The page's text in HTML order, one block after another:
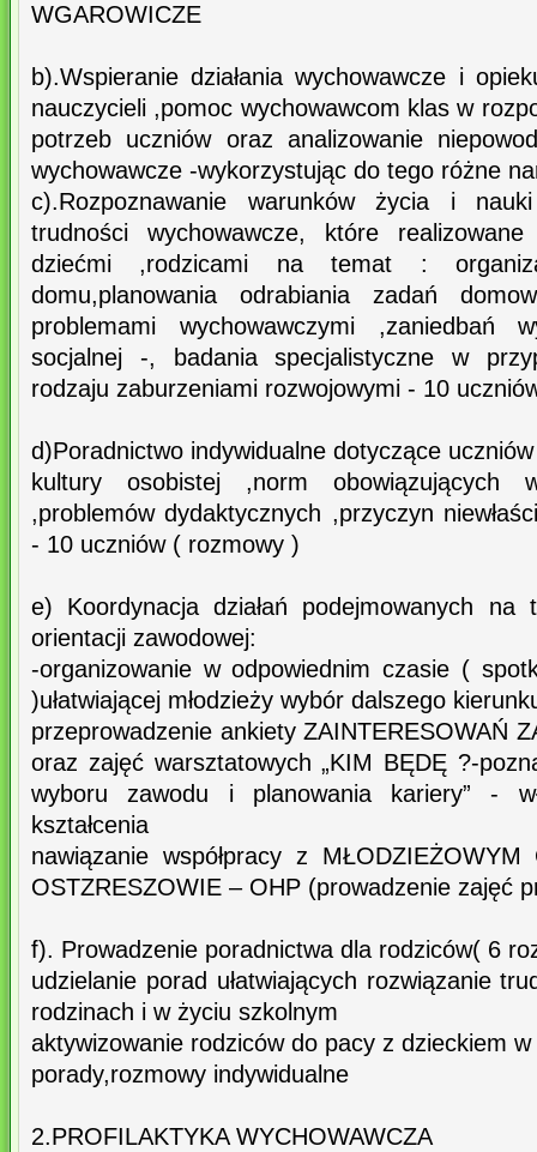
WGAROWICZE
b).Wspieranie działania wychowawcze i
nauczycieli ,pomoc wychowawcom klas w
potrzeb uczniów oraz analizowanie
wychowawcze -wykorzystując do tego różne
c).Rozpoznawanie warunków życia i
trudności wychowawcze, które
dziećmi ,rodzicami na temat :
domu,planowania odrabiania zadań
problemami wychowawczymi ,zaniedbań
socjalnej -, badania specjalistyczne w
rodzaju zaburzeniami rozwojowymi - 10
d)Poradnictwo indywidualne dotyczące
kultury osobistej ,norm
,problemów dydaktycznych ,przyczyn
- 10 uczniów ( rozmowy )
e) Koordynacja działań podejmowanych na
orientacji zawodowej:
-organizowanie w odpowiednim czasie (
)ułatwiającej młodzieży wybór dalszego
przeprowadzenie ankiety ZAINTERESOWAŃ
oraz zajęć warsztatowych „KIM BĘDĘ ?-
wyboru zawodu i planowania kariery” -
kształcenia
nawiązanie współpracy z
OSTZRESZOWIE – OHP (prowadzenie zajęć
f). Prowadzenie poradnictwa dla rodziców( 6
udzielanie porad ułatwiających rozwiązanie
rodzinach i w życiu szkolnym
aktywizowanie rodziców do pacy z dzieckiem
porady,rozmowy indywidualne
2.PROFILAKTYKA WYCHOWAWCZA